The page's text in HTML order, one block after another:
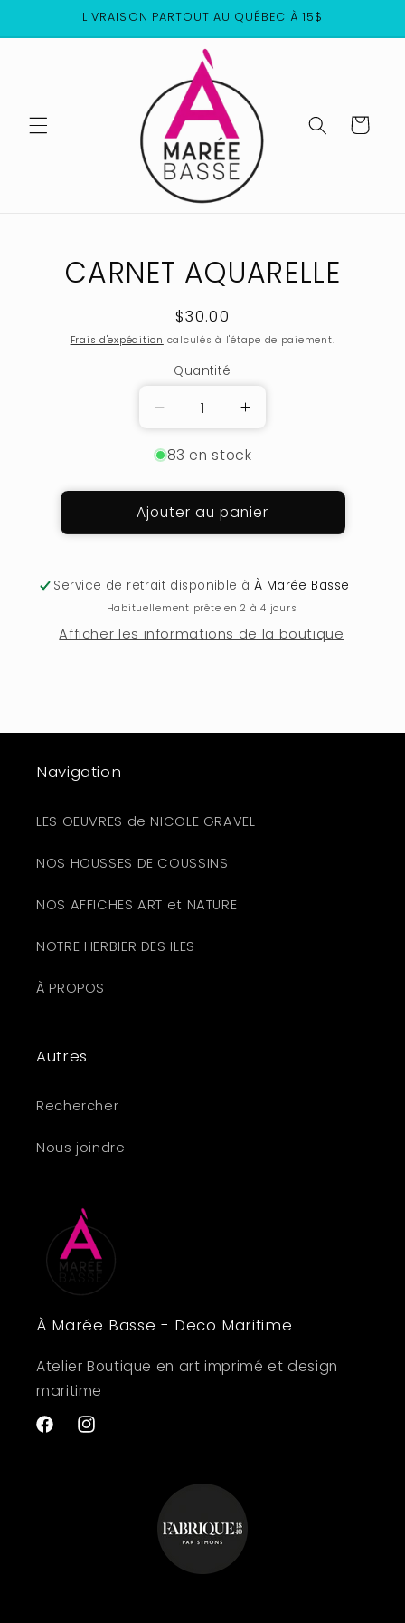
au
LIVRAISON PARTOUT AU QUÉBEC À 15$
Panier
Passer aux
informationsCARNET AQUARELLE
Prix
habituel
$30.00
Frais d'expédition calculés à l'étape de paiement.
Quantité
Réduire
quantité
CARNET
AQUARELLE
Augmenter
quantité
CARNET
AQUARELLE
83 en stock
Ajouter au panier
Service de retrait disponible à À Marée Basse
Habituellement prête en 2 à 4 jours
Afficher les informations de la boutique
Navigation
LES OEUVRES de NICOLE GRAVEL
NOS HOUSSES DE COUSSINS
NOS AFFICHES ART et NATURE
NOTRE HERBIER DES ILES
À PROPOS
Autres
Rechercher
Nous joindre
À Marée Basse - Deco Maritime
Atelier Boutique en art imprimé et design
maritime
FacebookInstagram